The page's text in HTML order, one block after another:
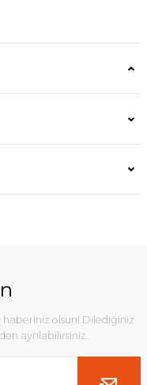
haberiniz olsun! Dilediğiniz
ayrılabilirsiniz.